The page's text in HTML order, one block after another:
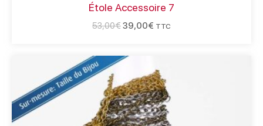
Étole Accessoire 7
53,00€39,00€ TTC